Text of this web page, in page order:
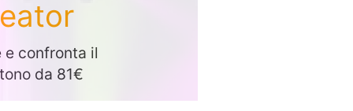
e confronta il
da 81€